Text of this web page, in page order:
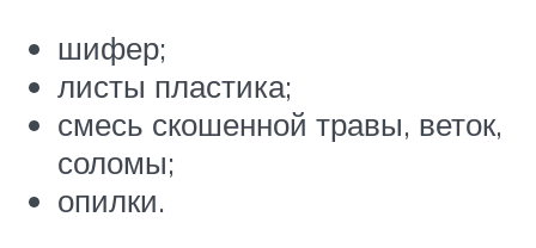
шифер;
листы пластика;
смесь скошенной травы, веток,
соломы;
опилки.